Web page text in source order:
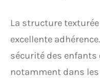
La structure
excellente
sécurité des enfants
notamment dans